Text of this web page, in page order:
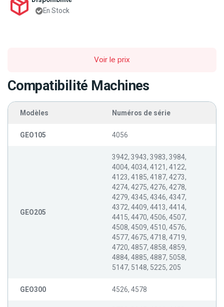
En Stock
Voir le prix
Compatibilité Machines
Modèles Numéros de série
GEO105 4056
GEO205
3942, 3943, 3983, 3984,
4004, 4034, 4121, 4122,
4123, 4185, 4187, 4273,
4274, 4275, 4276, 4278,
4279, 4345, 4346, 4347,
4372, 4409, 4413, 4414,
4415, 4470, 4506, 4507,
4508, 4509, 4510, 4576,
4577, 4675, 4718, 4719,
4720, 4857, 4858, 4859,
4884, 4885, 4887, 5058,
5147, 5148, 5225, 205
GEO300 4526, 4578